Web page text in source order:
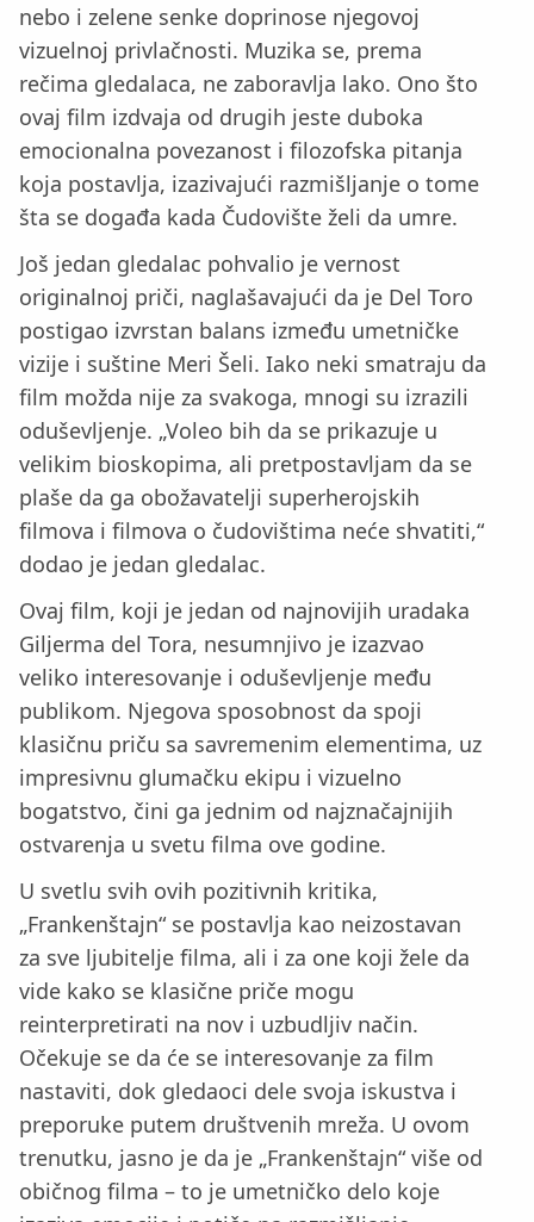
nebo i zelene senke doprinose njegovoj
vizuelnoj privlačnosti. Muzika se, prema
rečima gledalaca, ne zaboravlja lako. Ono što
ovaj film izdvaja od drugih jeste duboka
emocionalna povezanost i filozofska pitanja
koja postavlja, izazivajući razmišljanje o tome
šta se događa kada Čudovište želi da umre.
Još jedan gledalac pohvalio je vernost
originalnoj priči, naglašavajući da je Del Toro
postigao izvrstan balans između umetničke
vizije i suštine Meri Šeli. Iako neki smatraju da
film možda nije za svakoga, mnogi su izrazili
oduševljenje. „Voleo bih da se prikazuje u
velikim bioskopima, ali pretpostavljam da se
plaše da ga obožavatelji superherojskih
filmova i filmova o čudovištima neće shvatiti,“
dodao je jedan gledalac.
Ovaj film, koji je jedan od najnovijih uradaka
Giljerma del Tora, nesumnjivo je izazvao
veliko interesovanje i oduševljenje među
publikom. Njegova sposobnost da spoji
klasičnu priču sa savremenim elementima, uz
impresivnu glumačku ekipu i vizuelno
bogatstvo, čini ga jednim od najznačajnijih
ostvarenja u svetu filma ove godine.
U svetlu svih ovih pozitivnih kritika,
„Frankenštajn“ se postavlja kao neizostavan
za sve ljubitelje filma, ali i za one koji žele da
vide kako se klasične priče mogu
reinterpretirati na nov i uzbudljiv način.
Očekuje se da će se interesovanje za film
nastaviti, dok gledaoci dele svoja iskustva i
preporuke putem društvenih mreža. U ovom
trenutku, jasno je da je „Frankenštajn“ više od
običnog filma – to je umetničko delo koje